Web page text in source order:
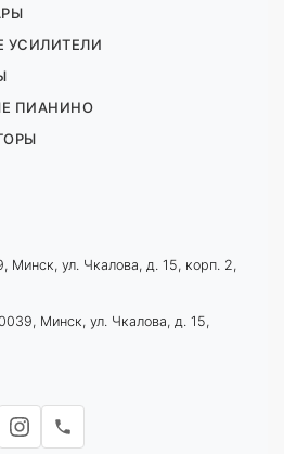
УСИЛИТЕЛИ
ПИАНИНО
Минск, ул. Чкалова, д. 15, корп. 2,
Минск, ул. Чкалова, д. 15,